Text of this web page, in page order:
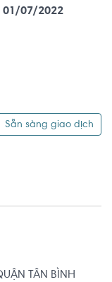
01/07/2022
Sẵn sàng giao dịch
TÂN BÌNH